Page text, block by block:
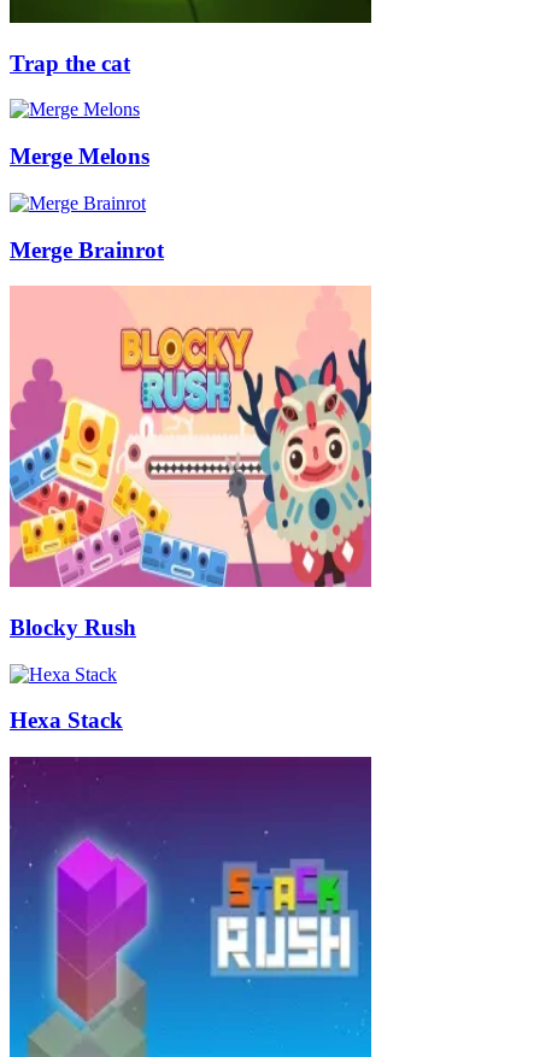
Trap the cat
Merge Melons
Merge Brainrot
Blocky Rush
Hexa Stack